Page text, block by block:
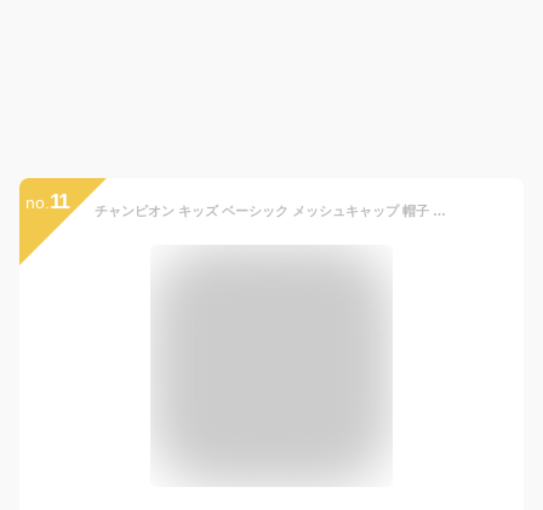
no. 11 チャンピオン キッズ ベーシック メッシュキャップ 帽子 子供 CHAMPION キャップ ブランド champion 男の子 女の子 熱中症対策 日焼け対策 サイズ調整 正規品 ボーイズ ガールズ スナップバック カモ パステル